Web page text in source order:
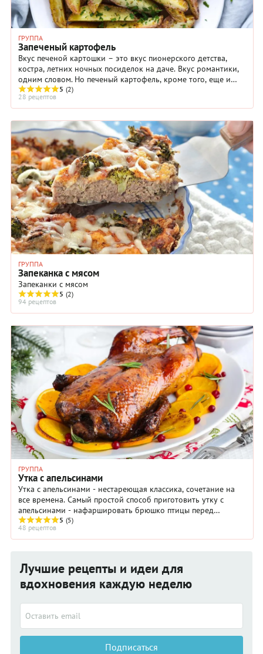
ГРУППА
Запеченый картофель
Вкус печеной картошки – это вкус пионерского детства,
костра, летних ночных посиделок на даче. Вкус романтики,
одним словом. Но печеный картофель, кроме того, еще и
самое полезное из всех ...
5 (2)
28 рецептов
ГРУППА
Запеканка с мясом
Запеканки с мясом
5 (2)
94 рецептов
ГРУППА
Утка с апельсинами
Утка с апельсинами - нестареющая классика, сочетание на
все времена. Самый простой способ приготовить утку с
апельсинами - нафаршировать брюшко птицы перед
запеканием половинками или четвертинками ...
5 (5)
48 рецептов
Лучшие рецепты и идеи для
вдохновения каждую неделю
Подписаться